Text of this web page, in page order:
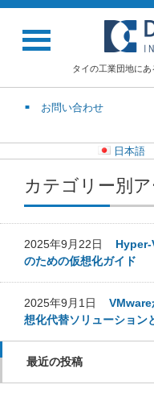
タイの工業団地に
お問い合わせ
日本語
カテゴリー別
2025年9月22日 Hyper-
のための仮想化ガイド
2025年9月1日 VMware
想化代替ソリューション
最近の投稿